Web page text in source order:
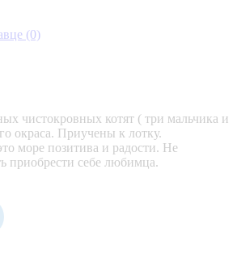
(0)
чистокровных котят ( три мальчика и
окраса. Приучены к лотку.
море позитива и радости. Не
приобрести себе любимца.